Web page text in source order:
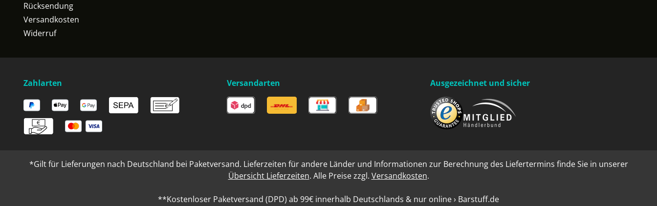
Rücksendung
Versandkosten
Widerruf
Zahlarten Versandarten Ausgezeichnet und sicher
*Gilt für Lieferungen nach Deutschland bei Paketversand. Lieferzeiten für andere Länder und Informationen zur Berechnung des Liefertermins finde Sie in unserer
Übersicht Lieferzeiten. Alle Preise zzgl. Versandkosten.
**Kostenloser Paketversand (DPD) ab 99€ innerhalb Deutschlands & nur online › Barstuff.de